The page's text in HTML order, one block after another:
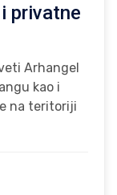
privatne
Arhangel
kao i
na teritoriji